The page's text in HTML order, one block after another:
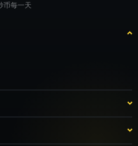
币每一天
微信：moto001com 新浪微博：不